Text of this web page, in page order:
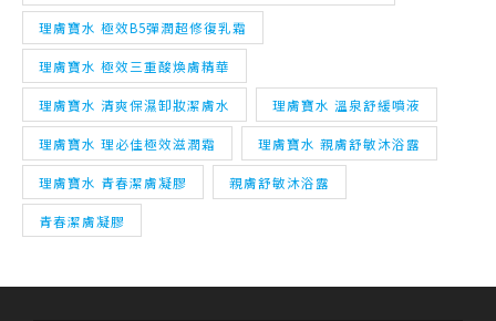
理膚寶水 極效B5彈潤超修復乳霜
理膚寶水 極效三重酸煥膚精華
理膚寶水 清爽保濕卸妝潔膚水 理膚寶水 溫泉舒緩噴液
理膚寶水 理必佳極效滋潤霜 理膚寶水 親膚舒敏沐浴露
理膚寶水 青春潔膚凝膠 親膚舒敏沐浴露
青春潔膚凝膠